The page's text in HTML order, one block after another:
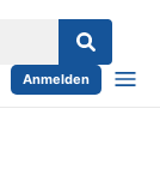
Anmelden